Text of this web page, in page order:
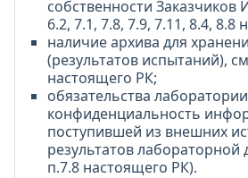
собственности Заказчиков
6.2, 7.1, 7.8, 7.9, 7.11, 8.4, 8.8
наличие архива для
(результатов испытаний),
настоящего РК;
обязательства
конфиденциальность
поступившей из внешних
результатов лабораторной
п.7.8 настоящего РК).